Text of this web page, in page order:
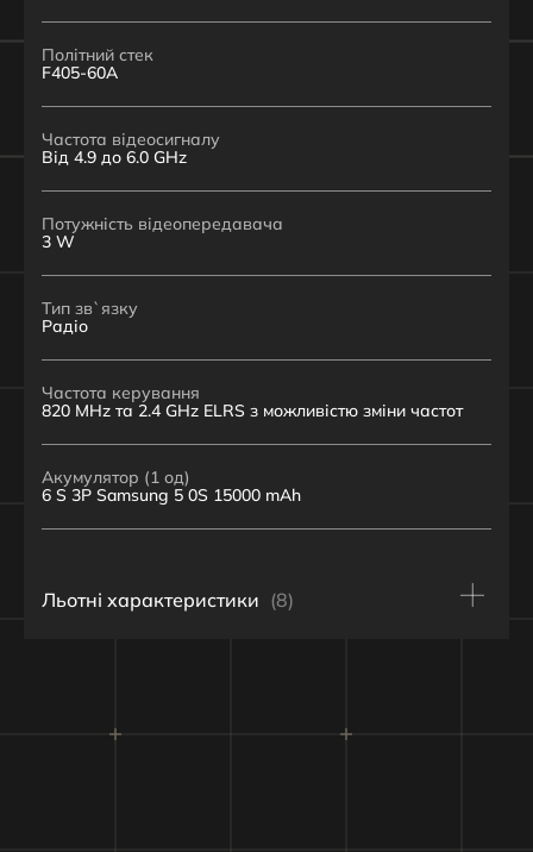
Політний стек
F405-60A
Частота відеосигналу
Від 4.9 до 6.0 GHz
Потужність відеопередавача
3 W
Тип зв`язку
Радіо
Частота керування
820 MHz та 2.4 GHz ELRS з можливістю зміни частот
Акумулятор (1 од)
6 S 3P Samsung 5 0S 15000 mAh
Льотні характеристики (8)
Крейсерська - 70 км/год